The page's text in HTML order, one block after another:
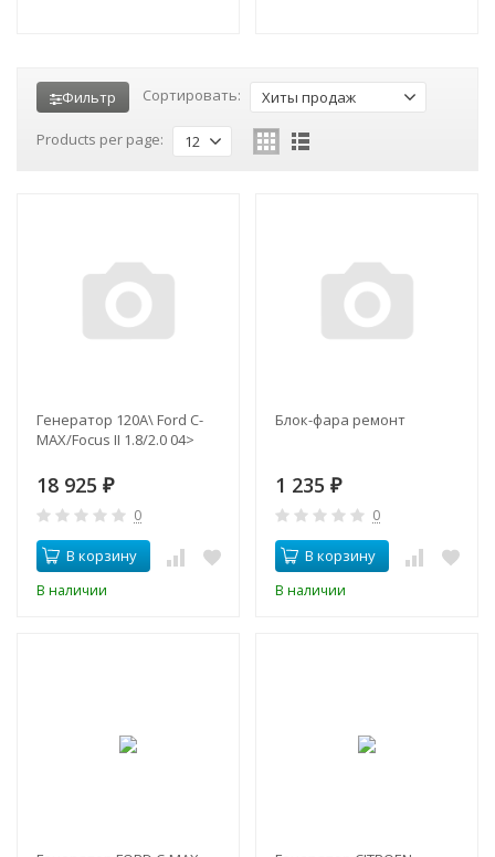
Фильтр Сортировать: Хиты продаж
Products per page: 12
Генератор 120A\ Ford C-
MAX/Focus II 1.8/2.0 04>
18 925 ₽
0
В корзину
В наличии
Блок-фара ремонт
1 235 ₽
0
В корзину
В наличии